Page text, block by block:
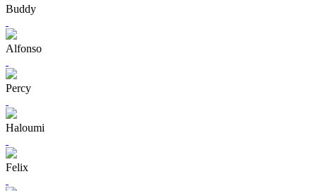
Buddy
Alfonso
Percy
Haloumi
Felix